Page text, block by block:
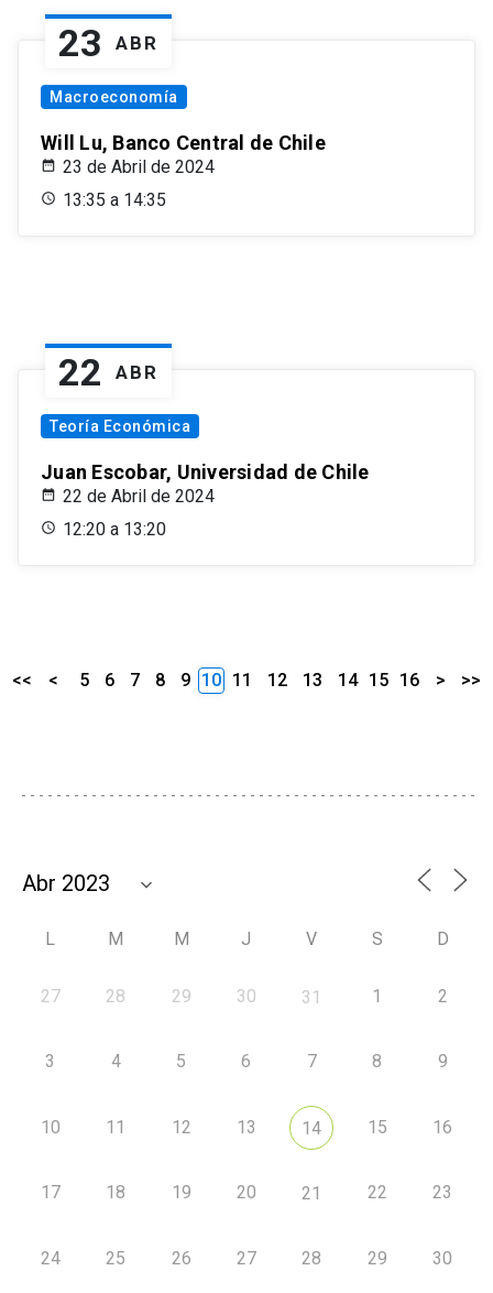
23 ABR
Macroeconomía
Will Lu, Banco Central de Chile
23 de Abril de 2024
13:35 a 14:35
22 ABR
Teoría Económica
Juan Escobar, Universidad de Chile
22 de Abril de 2024
12:20 a 13:20
<< < 5 6 7 8 9 10 11 12 13 14 15 16 > >>
L M M J V S D
27 28 29 30 31 1 2
3 4 5 6 7 8 9
10 11 12 13 14 15 16
17 18 19 20 21 22 23
24 25 26 27 28 29 30